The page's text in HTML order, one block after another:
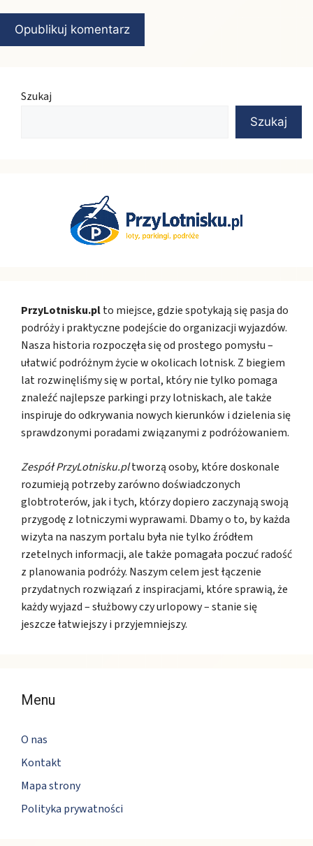
Szukaj
Szukaj
PrzyLotnisku.plto miejsce, gdzie spotykają się pasja do
podróży i praktyczne podejście do organizacji wyjazdów.
Nasza historia rozpoczęła się od prostego pomysłu –
ułatwić podróżnym życie w okolicach lotnisk. Z biegiem
lat rozwinęliśmy się w portal, który nie tylko pomaga
znaleźć najlepsze parkingi przy lotniskach, ale także
inspiruje do odkrywania nowych kierunków i dzielenia się
sprawdzonymi poradami związanymi z podróżowaniem.
Zespół PrzyLotnisku.pltworzą osoby, które doskonale
rozumieją potrzeby zarówno doświadczonych
globtroterów, jak i tych, którzy dopiero zaczynają swoją
przygodę z lotniczymi wyprawami. Dbamy o to, by każda
wizyta na naszym portalu była nie tylko źródłem
rzetelnych informacji, ale także pomagała poczuć radość
z planowania podróży. Naszym celem jest łączenie
przydatnych rozwiązań z inspiracjami, które sprawią, że
każdy wyjazd – służbowy czy urlopowy – stanie się
jeszcze łatwiejszy i przyjemniejszy.
Menu
O nas
Kontakt
Mapa strony
Polityka prywatności